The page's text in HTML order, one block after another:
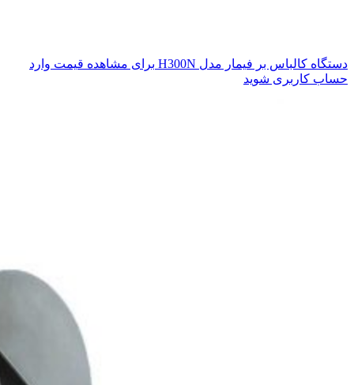
دستگاه کالباس بر فیمار مدل H300N
برای مشاهده قیمت وارد
حساب کاربری شوید